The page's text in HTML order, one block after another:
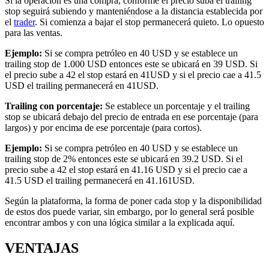
stop seguirá subiendo y manteniéndose a la distancia establecida por
el trader. Si comienza a bajar el stop permanecerá quieto. Lo opuesto
para las ventas.
Ejemplo: Si se compra petróleo en 40 USD y se establece un
trailing stop de 1.000 USD entonces este se ubicará en 39 USD. Si
el precio sube a 42 el stop estará en 41USD y si el precio cae a 41.5
USD el trailing permanecerá en 41USD.
Trailing con porcentaje: Se establece un porcentaje y el trailing
stop se ubicará debajo del precio de entrada en ese porcentaje (para
largos) y por encima de ese porcentaje (para cortos).
Ejemplo: Si se compra petróleo en 40 USD y se establece un
trailing stop de 2% entonces este se ubicará en 39.2 USD. Si el
precio sube a 42 el stop estará en 41.16 USD y si el precio cae a
41.5 USD el trailing permanecerá en 41.161USD.
Según la plataforma, la forma de poner cada stop y la disponibilidad
de estos dos puede variar, sin embargo, por lo general será posible
encontrar ambos y con una lógica similar a la explicada aquí.
VENTAJAS